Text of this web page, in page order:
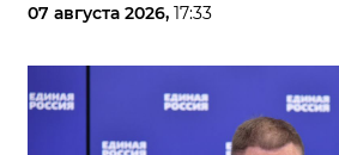
07 августа 2026, 17:33